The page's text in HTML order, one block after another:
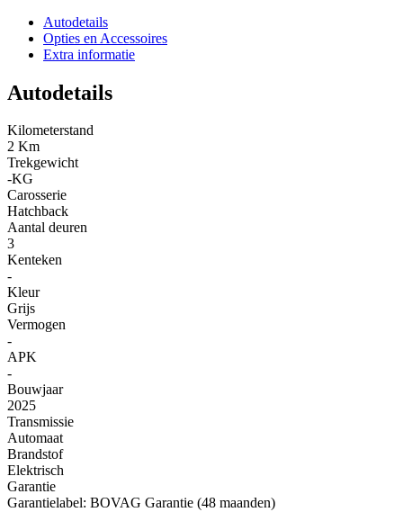
Autodetails
Opties en Accessoires
Extra informatie
Autodetails
Kilometerstand
2 Km
Trekgewicht
-KG
Carosserie
Hatchback
Aantal deuren
3
Kenteken
-
Kleur
Grijs
Vermogen
-
APK
-
Bouwjaar
2025
Transmissie
Automaat
Brandstof
Elektrisch
Garantie
Garantielabel: BOVAG Garantie (48 maanden)